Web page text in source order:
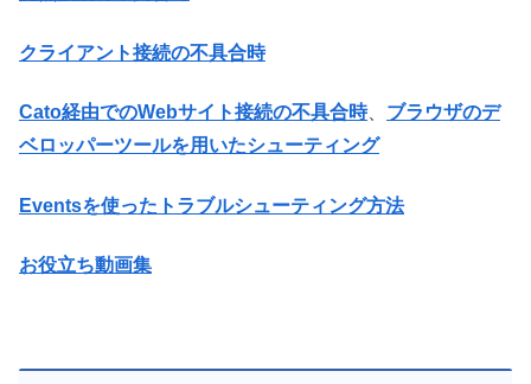
クライアント接続の不具合時
Cato経由でのWebサイト接続の不具合時、 ブラウザのデ
ベロッパーツールを用いたシューティング
Eventsを使ったトラブルシューティング方法
お役立ち動画集